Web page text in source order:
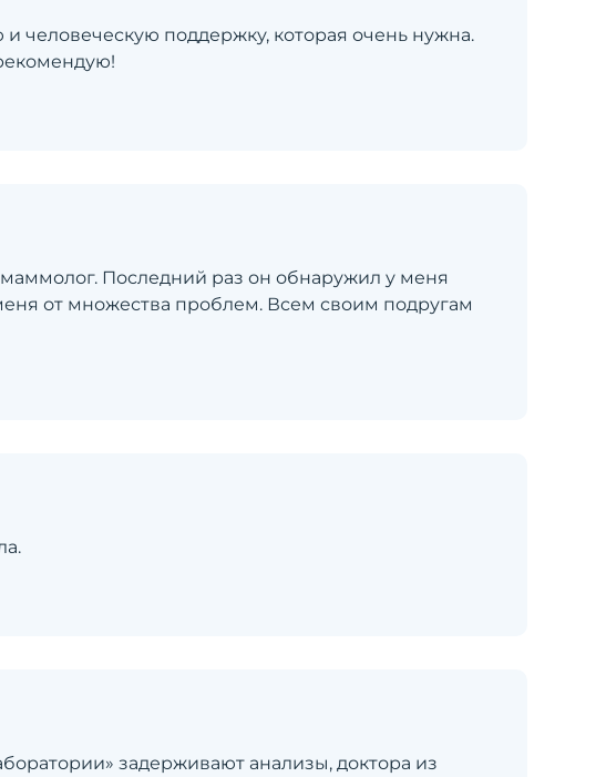
человеческую поддержку, которая очень нужна.
Последний раз он обнаружил у меня
от множества проблем. Всем своим подругам
задерживают анализы, доктора из